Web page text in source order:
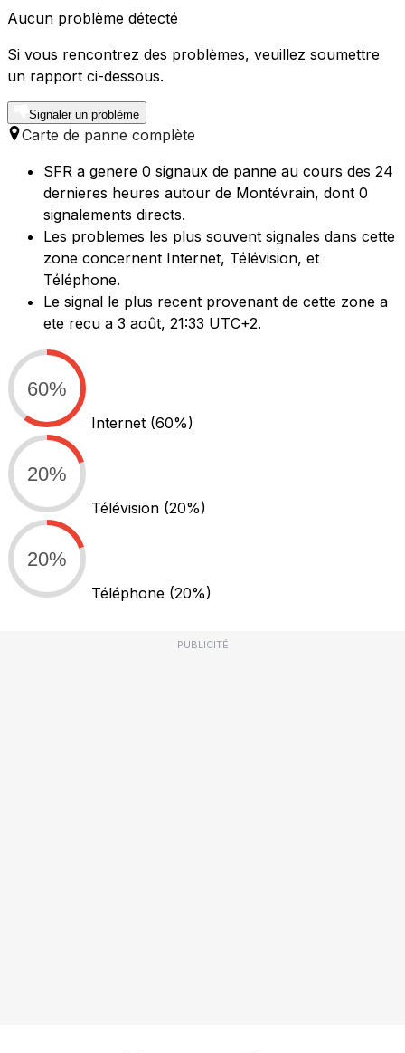
Aucun problème détecté
Si vous rencontrez des problèmes, veuillez soumettre
un rapport ci-dessous.
Signaler un problème
Carte de panne complète
SFR a genere 0 signaux de panne au cours des 24
dernieres heures autour de Montévrain, dont 0
signalements directs.
Les problemes les plus souvent signales dans cette
zone concernent Internet, Télévision, et
Téléphone.
Le signal le plus recent provenant de cette zone a
ete recu a 3 août, 21:33 UTC+2.
60%
Internet (60%)
20%
Télévision (20%)
20%
Téléphone (20%)
PUBLICITÉ